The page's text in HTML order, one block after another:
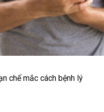
chế mắc cách bệnh lý